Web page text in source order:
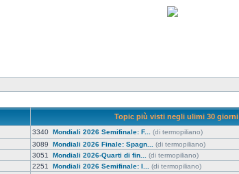
Topic più visti negli ulimi 30 giorni
3340 Mondiali 2026 Semifinale: F... (di termopiliano)
3089 Mondiali 2026 Finale: Spagn... (di termopiliano)
3051 Mondiali 2026-Quarti di fin... (di termopiliano)
2251 Mondiali 2026 Semifinale: I... (di termopiliano)